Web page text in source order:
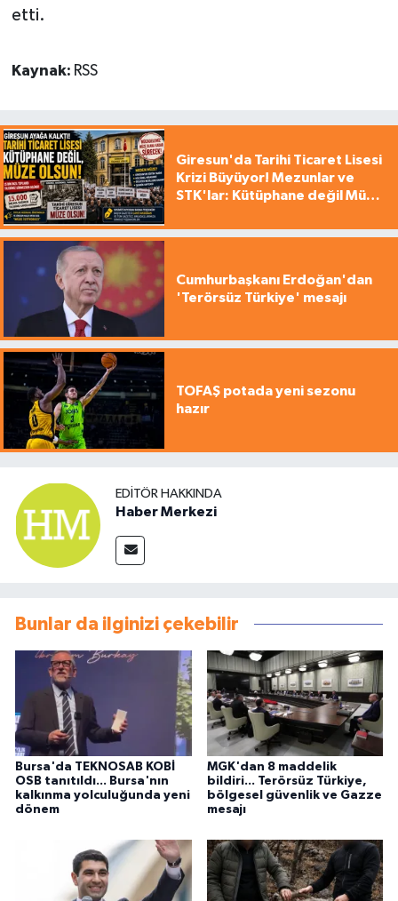
etti.
Kaynak: RSS
Giresun'da Tarihi Ticaret Lisesi
Krizi Büyüyor! Mezunlar ve
STK'lar: Kütüphane değil Müze
Cumhurbaşkanı Erdoğan'dan
'Terörsüz Türkiye' mesajı
TOFAŞ potada yeni sezonu
hazır
EDITÖR HAKKINDA
Haber Merkezi
Bunlar da ilginizi çekebilir
Bursa'da TEKNOSAB KOBİ
OSB tanıtıldı... Bursa'nın
kalkınma yolculuğunda yeni
dönem
MGK'dan 8 maddelik
bildiri... Terörsüz Türkiye,
bölgesel güvenlik ve Gazze
mesajı